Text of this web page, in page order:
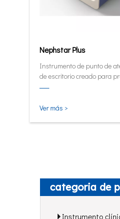
Nephstar Plus
Instrumento de punto de
de escritorio creado para
rápidas de HbA1C, PCR,
Ver más >
categoria de
Instrumento